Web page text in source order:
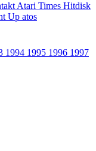
Atari Times Hitdisk
Up atos
1994 1995 1996 1997